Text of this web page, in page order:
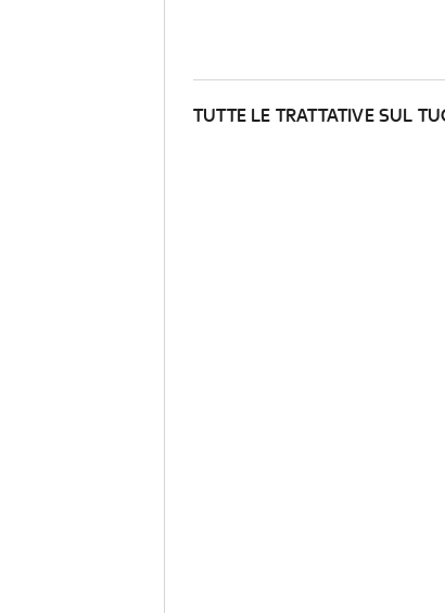
TUTTE LE TRATTATIVE SUL